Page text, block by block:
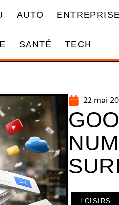
AUTO ENTREPRISE
SANTÉ TECH
22 mai
LOISIRS